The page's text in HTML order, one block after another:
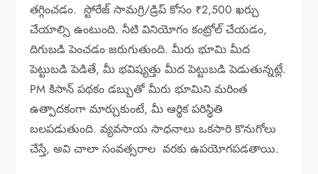
తగ్గించడం. స్టోరేజ్ సామగ్రి/డ్రిప్ కోసం ₹2,500 ఖర్చు
చేయాల్సి ఉంటుంది. నీటి వినియోగం కంట్రోల్ చేయడం,
దిగుబడి పెంచడం జరుగుతుంది. మీరు భూమి మీద
పెట్టుబడి పెడితే, మీ భవిష్యత్తు మీద పెట్టుబడి పెడుతున్నట్లే.
PM కిసాన్ పథకం డబ్బుతో మీరు భూమిని మరింత
ఉత్పాదకంగా మార్చుకుంటే, మీ ఆర్థిక పరిస్థితి
బలపడుతుంది. వ్యవసాయ సాధనాలు ఒకసారి కొనుగోలు
చేస్తే, అవి చాలా సంవత్సరాల వరకు ఉపయోగపడతాయి.